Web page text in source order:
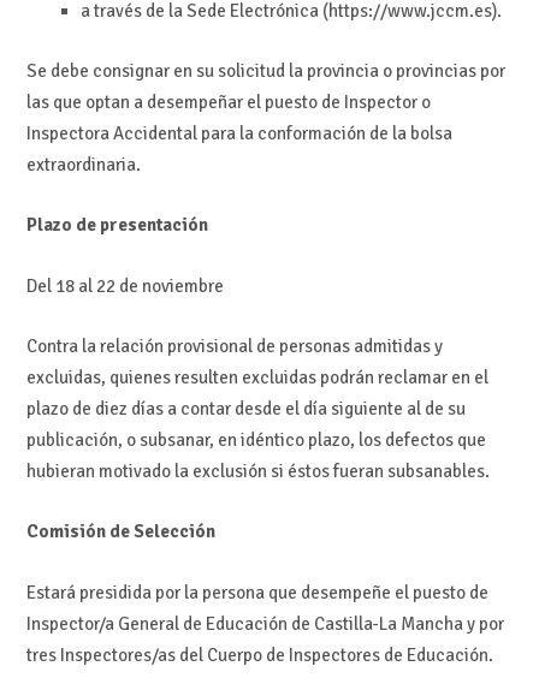
a través de la Sede Electrónica (https://www.jccm.es).
Se debe consignar en su solicitud la provincia o provincias por
las que optan a desempeñar el puesto de Inspector o
Inspectora Accidental para la conformación de la bolsa
extraordinaria.
Plazo de presentación
Del 18 al 22 de noviembre
Contra la relación provisional de personas admitidas y
excluidas, quienes resulten excluidas podrán reclamar en el
plazo de diez días a contar desde el día siguiente al de su
publicación, o subsanar, en idéntico plazo, los defectos que
hubieran motivado la exclusión si éstos fueran subsanables.
Comisión de Selección
Estará presidida por la persona que desempeñe el puesto de
Inspector/a General de Educación de Castilla-La Mancha y por
tres Inspectores/as del Cuerpo de Inspectores de Educación.